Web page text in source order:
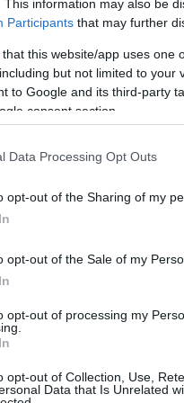
This information may also be
Participants that may further
that this website/app uses
but not limited to your
to Google and its third-party
consent section.
Data Processing Opt Outs
opt-out of the Sharing of my
opt-out of the Sale of my
opt-out of processing my
opt-out of Collection, Use,
Data that Is Unrelated
Η δημοσίευση κοινοποιήθηκε
πάνω από τις
ηλεκτρικής
ισχυρών